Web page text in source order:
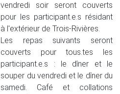
vendredi soir seront couverts
pour les participant.e.s résidant
à l'extérieur de Trois-Rivières.
Les repas suivants seront
couverts pour tous.tes les
participant.e.s : le dîner et le
souper du vendredi et le dîner du
samedi. Café et collations